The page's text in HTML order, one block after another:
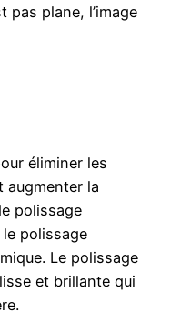
pas plane, l’image
éliminer les
augmenter la
polissage
polissage
Le polissage
et brillante qui